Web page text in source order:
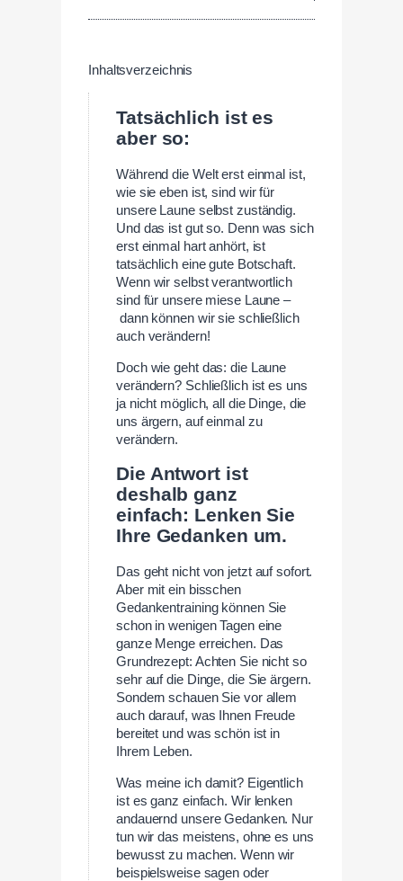
Inhaltsverzeichnis
Tatsächlich ist es
aber so:
Während die Welt erst einmal ist,
wie sie eben ist, sind wir für
unsere Laune selbst zuständig.
Und das ist gut so. Denn was sich
erst einmal hart anhört, ist
tatsächlich eine gute Botschaft.
Wenn wir selbst verantwortlich
sind für unsere miese Laune –
dann können wir sie schließlich
auch verändern!
Doch wie geht das: die Laune
verändern? Schließlich ist es uns
ja nicht möglich, all die Dinge, die
uns ärgern, auf einmal zu
verändern.
Die Antwort ist
deshalb ganz
einfach: Lenken Sie
Ihre Gedanken um.
Das geht nicht von jetzt auf sofort.
Aber mit ein bisschen
Gedankentraining können Sie
schon in wenigen Tagen eine
ganze Menge erreichen. Das
Grundrezept: Achten Sie nicht so
sehr auf die Dinge, die Sie ärgern.
Sondern schauen Sie vor allem
auch darauf, was Ihnen Freude
bereitet und was schön ist in
Ihrem Leben.
Was meine ich damit? Eigentlich
ist es ganz einfach. Wir lenken
andauernd unsere Gedanken. Nur
tun wir das meistens, ohne es uns
bewusst zu machen. Wenn wir
beispielsweise sagen oder